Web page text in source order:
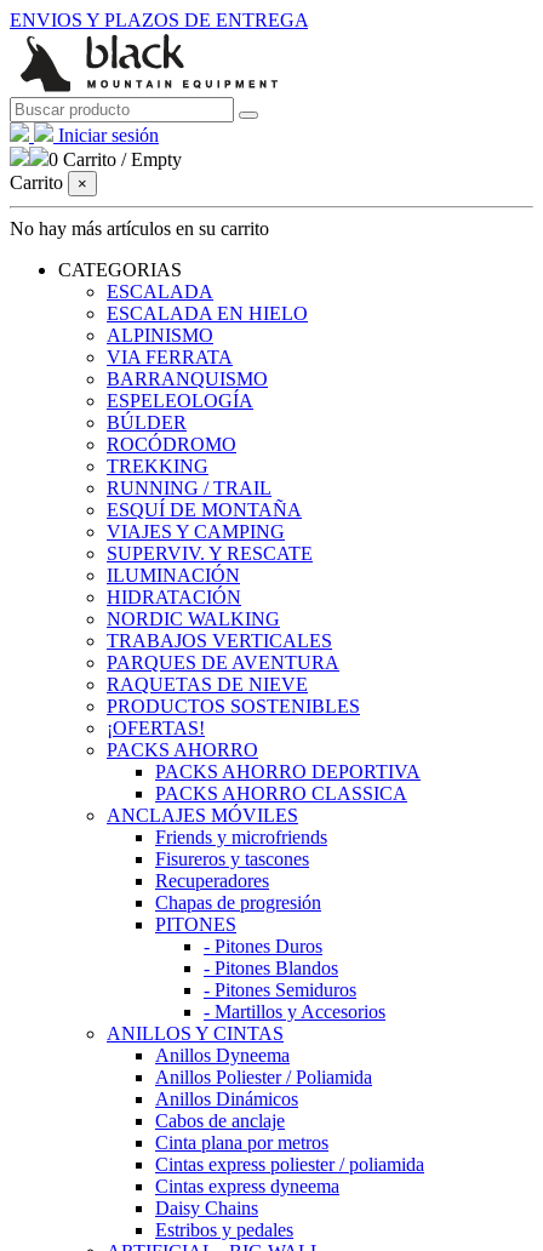
ENVIOS Y PLAZOS DE ENTREGA
Iniciar sesión
0 Carrito /Empty
Carrito
×
No hay más artículos en su carrito
CATEGORIAS
ESCALADA
ESCALADA EN HIELO
ALPINISMO
VIA FERRATA
BARRANQUISMO
ESPELEOLOGÍA
BÚLDER
ROCÓDROMO
TREKKING
RUNNING / TRAIL
ESQUÍ DE MONTAÑA
VIAJES Y CAMPING
SUPERVIV. Y RESCATE
ILUMINACIÓN
HIDRATACIÓN
NORDIC WALKING
TRABAJOS VERTICALES
PARQUES DE AVENTURA
RAQUETAS DE NIEVE
PRODUCTOS SOSTENIBLES
¡OFERTAS!
PACKS AHORRO
PACKS AHORRO DEPORTIVA
PACKS AHORRO CLASSICA
ANCLAJES MÓVILES
Friends y microfriends
Fisureros y tascones
Recuperadores
Chapas de progresión
PITONES
- Pitones Duros
- Pitones Blandos
- Pitones Semiduros
- Martillos y Accesorios
ANILLOS Y CINTAS
Anillos Dyneema
Anillos Poliester / Poliamida
Anillos Dinámicos
Cabos de anclaje
Cinta plana por metros
Cintas express poliester / poliamida
Cintas express dyneema
Daisy Chains
Estribos y pedales